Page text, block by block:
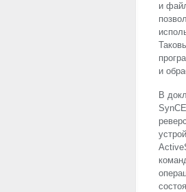
и
и
В
SynCE